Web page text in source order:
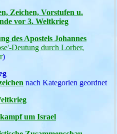
Zeichen, Vorstufen u.
vor 3. Weltkrieg
des Apostels Johannes
Deutung durch Lorber,
)
nach Kategorien geordnet
um Israel